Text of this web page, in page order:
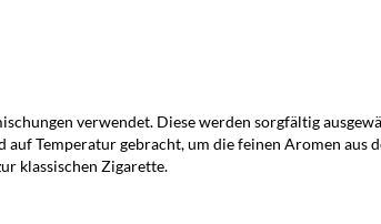
verwendet. Diese werden sorgfältig
Temperatur gebracht, um die feinen Aromen aus
klassischen Zigarette.